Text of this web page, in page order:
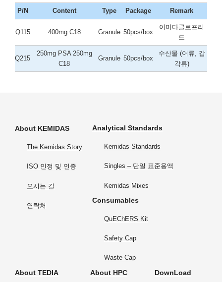
P/N Content Type Package Remark
Q115 400mg C18 Granule 50pcs/box
이미다클로프리
드
Q215
250mg PSA 250mg
C18
Granule 50pcs/box
수산물 (어류, 갑
각류)
About KEMIDAS
The Kemidas Story
ISO 인정 및 인증
오시는 길
연락처
Analytical Standards
Kemidas Standards
Singles – 단일 표준용액
Kemidas Mixes
Consumables
QuEChERS Kit
Safety Cap
Waste Cap
About TEDIA About HPC DownLoad